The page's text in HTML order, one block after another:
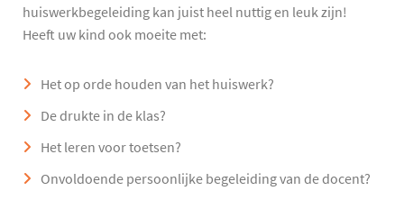
huiswerkbegeleiding kan juist heel nuttig en leuk zijn!
Heeft uw kind ook moeite met:
Het op orde houden van het huiswerk?
De drukte in de klas?
Het leren voor toetsen?
Onvoldoende persoonlijke begeleiding van de docent?